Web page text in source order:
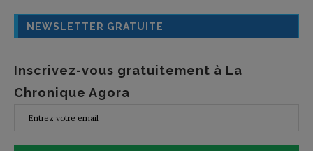
NEWSLETTER GRATUITE
Inscrivez-vous gratuitement à La
Chronique Agora